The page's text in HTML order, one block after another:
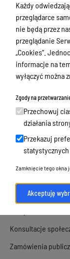
Bezpieczeństwo
Urodzenia,
meldunek,
działalność, alkohol
Budżet, finanse i
Podatki i opłaty,
dotacje
Urbanistyka,
Geodezja,
nieruchomości
Środowisko
Edukacja, oświata
Konsultacje
Zamówienia
Każdy
przeglądarce
nie będą przez
przeglądanie
„Cookies”.
informacje na
wyłączyć można
Zgody na
Przechowuj
działania
Przekazuj
statystycznych
Zamknięcie tego okna
Akceptuję